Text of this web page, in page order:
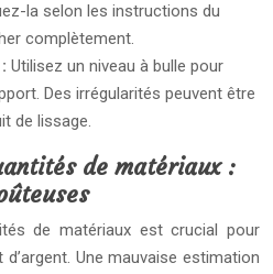
la selon les instructions du
complètement.
Utilisez un niveau à bulle pour
Des irrégularités peuvent être
de lissage.
de matériaux :
de matériaux est crucial pour
Une mauvaise estimation